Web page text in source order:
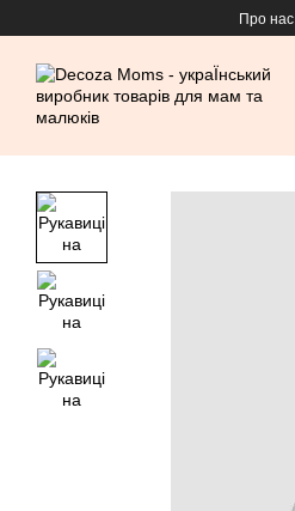
Перейти до основного контентуПро нас